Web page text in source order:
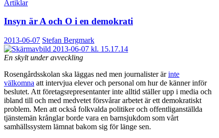
Artiklar
Insyn är A och O i en demokrati
2013-06-07 Stefan Bergmark
En skylt under avveckling
Rosengårdsskolan ska läggas ned men journalister ärinte
välkomna att intervjua elever och personal om hur de känner inför
beslutet. Att företagsrepresentanter inte alltid ställer upp i media och
ibland till och med medvetet försvårar arbetet är ett demokratiskt
problem. Men att också folkvalda politiker och offentliganställda
tjänstemän krånglar borde vara en barnsjukdom som vårt
samhällssystem lämnat bakom sig för länge sen.